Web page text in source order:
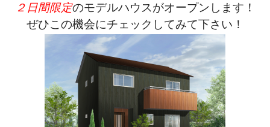
２日間限定のモデルハウスがオープンします！
ぜひこの機会にチェックしてみて下さい！